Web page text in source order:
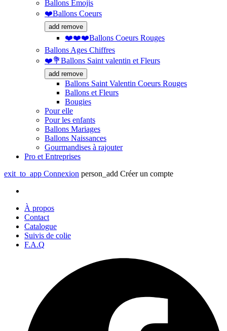
Ballons Emojis
❤️Ballons Coeurs
add remove
❤️❤️❤️Ballons Coeurs Rouges
Ballons Ages Chiffres
❤️💐Ballons Saint valentin et Fleurs
add remove
Ballons Saint Valentin Coeurs Rouges
Ballons et Fleurs
Bougies
Pour elle
Pour les enfants
Ballons Mariages
Ballons Naissances
Gourmandises à rajouter
Pro et Entreprises
exit_to_app Connexion person_add Créer un compte
À propos
Contact
Catalogue
Suivis de colie
F.A.Q